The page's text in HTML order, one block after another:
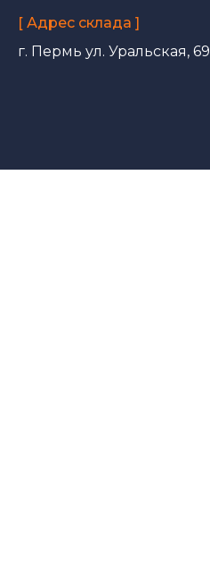
[ Адрес склада ]
г. Пермь ул. Уральская, 69